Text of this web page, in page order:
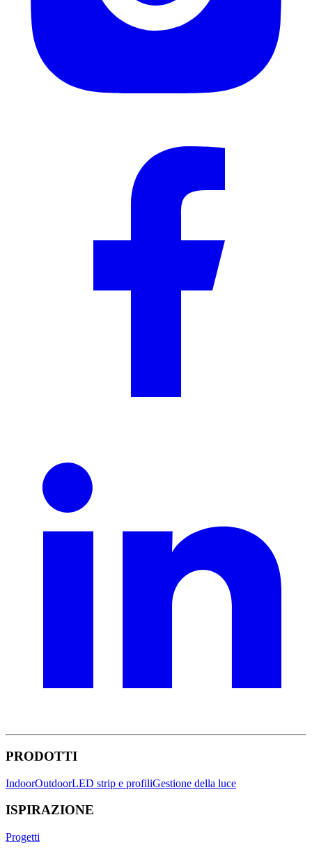
PRODOTTI
IndoorOutdoorLED strip e profiliGestione della luce
ISPIRAZIONE
Progetti